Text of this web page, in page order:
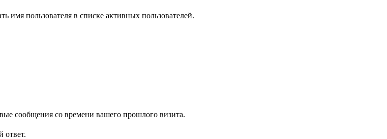
имя пользователя в списке активных пользователей.
сообщения со времени вашего прошлого визита.
ответ.